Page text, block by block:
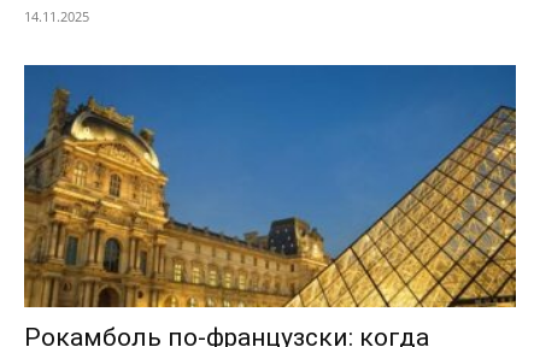
14.11.2025
Рокамболь по-французски: когда